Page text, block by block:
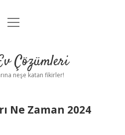
Anasayfa
Uyarı
menüyü
Çözümleri
neşe katan fikirler!
Ne Zaman 2024